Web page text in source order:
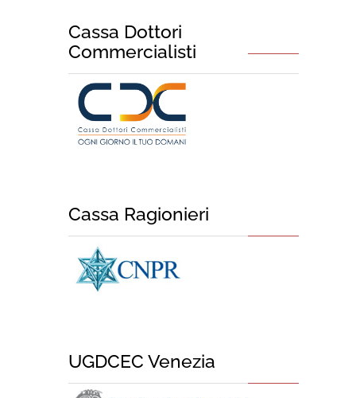
Cassa Dottori
Commercialisti
Cassa Ragionieri
UGDCEC Venezia